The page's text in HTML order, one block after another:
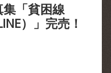
「貧困線
）」完売！